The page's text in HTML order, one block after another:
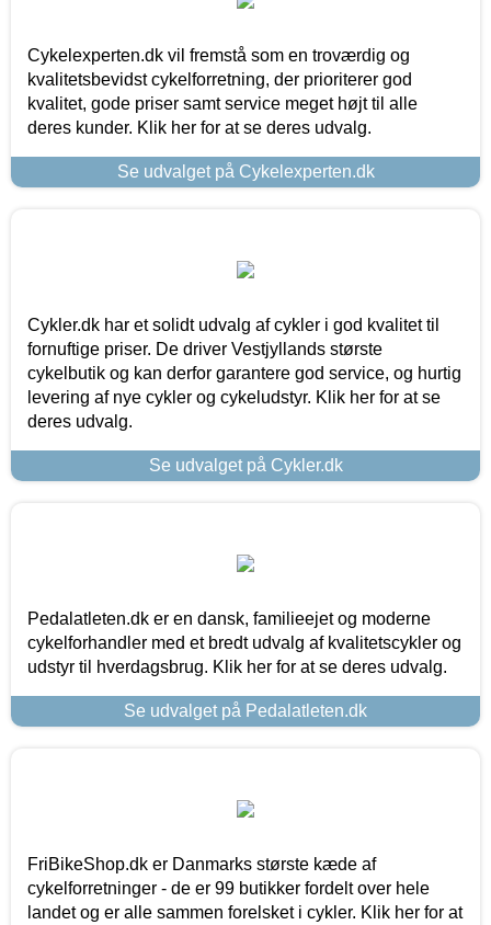
Cykelexperten.dk vil fremstå som en troværdig og
kvalitetsbevidst cykelforretning, der prioriterer god
kvalitet, gode priser samt service meget højt til alle
deres kunder. Klik her for at se deres udvalg.
Se udvalget på Cykelexperten.dk
Cykler.dk har et solidt udvalg af cykler i god kvalitet til
fornuftige priser. De driver Vestjyllands største
cykelbutik og kan derfor garantere god service, og hurtig
levering af nye cykler og cykeludstyr. Klik her for at se
deres udvalg.
Se udvalget på Cykler.dk
Pedalatleten.dk er en dansk, familieejet og moderne
cykelforhandler med et bredt udvalg af kvalitetscykler og
udstyr til hverdagsbrug. Klik her for at se deres udvalg.
Se udvalget på Pedalatleten.dk
FriBikeShop.dk er Danmarks største kæde af
cykelforretninger - de er 99 butikker fordelt over hele
landet og er alle sammen forelsket i cykler. Klik her for at